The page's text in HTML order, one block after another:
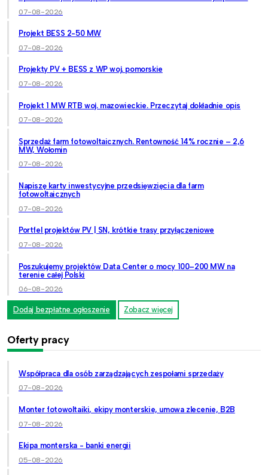
07-08-2026
Projekt BESS 2-50 MW
07-08-2026
Projekty PV + BESS z WP woj. pomorskie
07-08-2026
Projekt 1 MW RTB woj. mazowieckie. Przeczytaj dokładnie opis
07-08-2026
Sprzedaż farm fotowoltaicznych. Rentowność 14% rocznie – 2,6
MW, Wołomin
07-08-2026
Napiszę karty inwestycyjne przedsięwzięcia dla farm
fotowoltaicznych
07-08-2026
Portfel projektów PV | SN, krótkie trasy przyłączeniowe
07-08-2026
Poszukujemy projektów Data Center o mocy 100–200 MW na
terenie całej Polski
06-08-2026
Dodaj bezpłatne ogłoszenie Zobacz więcej
Oferty pracy
Współpraca dla osób zarządzających zespołami sprzedaży
07-08-2026
Monter fotowoltaiki, ekipy monterskie, umowa zlecenie, B2B
07-08-2026
Ekipa monterska - banki energii
05-08-2026